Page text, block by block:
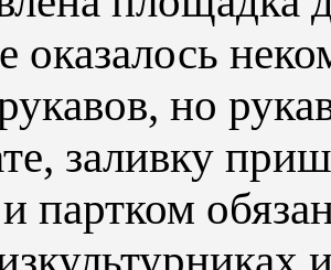
оказалось
но
заливку
партком